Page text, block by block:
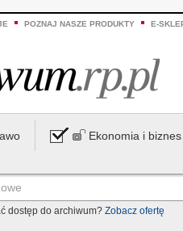
POZNAJ NASZE PRODUKTY E-
Ekonomia i biznes
dostęp do archiwum? Zobacz ofertę